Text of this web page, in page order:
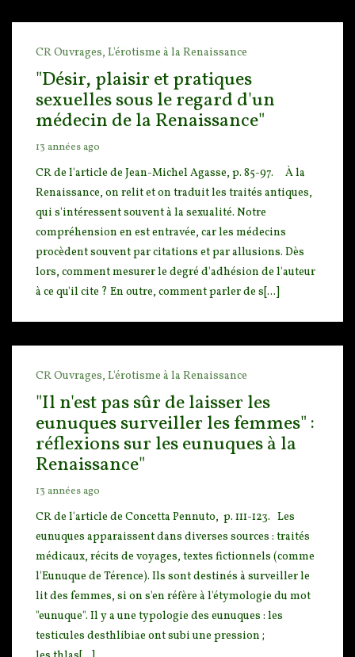
CR Ouvrages, L'érotisme à la Renaissance
"Désir, plaisir et pratiques
sexuelles sous le regard d'un
médecin de la Renaissance"
13 années ago
CR de l'article de Jean-Michel Agasse, p. 85-97. À la
Renaissance, on relit et on traduit les traités antiques,
qui s'intéressent souvent à la sexualité. Notre
compréhension en est entravée, car les médecins
procèdent souvent par citations et par allusions. Dès
lors, comment mesurer le degré d'adhésion de l'auteur
à ce qu'il cite ? En outre, comment parler de s[...]
CR Ouvrages, L'érotisme à la Renaissance
"Il n'est pas sûr de laisser les
eunuques surveiller les femmes" :
réflexions sur les eunuques à la
Renaissance"
13 années ago
CR de l'article de Concetta Pennuto, p. 111-123. Les
eunuques apparaissent dans diverses sources : traités
médicaux, récits de voyages, textes fictionnels (comme
l'Eunuque de Térence). Ils sont destinés à surveiller le
lit des femmes, si on s'en réfère à l'étymologie du mot
"eunuque". Il y a une typologie des eunuques : les
testicules desthlibiae ont subi une pression ;